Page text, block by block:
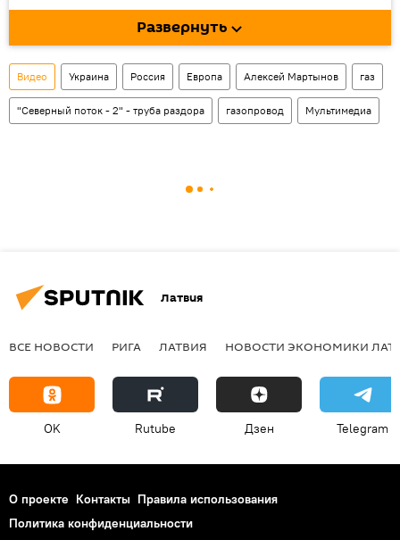
РФ неоднократно подчеркивала, что
"Северный поток - 2" является
исключительно экономическим проектом,
однако США, Украина и страны Балтии
препятствуют строительству по
политическим мотивам.
заверили, что "Северный поток - 2" будет
Развернуть
Видео Украина Россия Европа Алексей Мартынов газ
"Северный поток - 2" - труба раздора газопровод Мультимедиа
Латвия
ВСЕ НОВОСТИ РИГА ЛАТВИЯ НОВОСТИ ЭКОНОМИКИ
OK Rutube Дзен Telegram
О проекте Контакты Правила использования
Политика конфиденциальности